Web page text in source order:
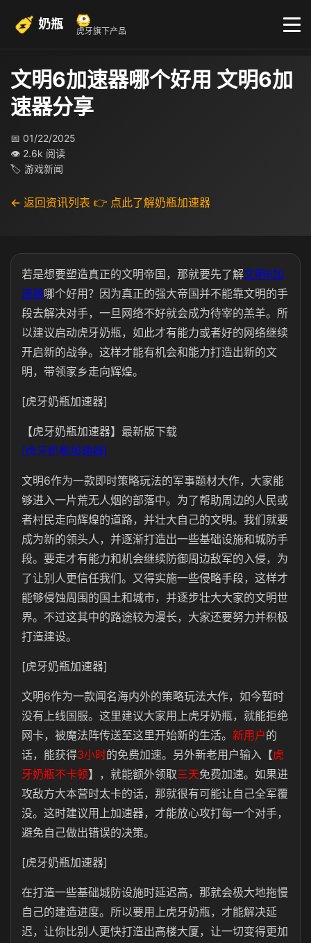
奶瓶 虎牙旗下产品
文明6加速器哪个好用 文明6加
速器分享
📅 01/22/2025
👁 2.6k 阅读
🏷 游戏新闻
← 返回资讯列表 👉 点此了解奶瓶加速器
若是想要塑造真正的文明帝国，那就要先了解文明6加
速器哪个好用？因为真正的强大帝国并不能靠文明的手
段去解决对手，一旦网络不好就会成为待宰的羔羊。所
以建议启动虎牙奶瓶，如此才有能力或者好的网络继续
开启新的战争。这样才能有机会和能力打造出新的文
明，带领家乡走向辉煌。
[虎牙奶瓶加速器]
【虎牙奶瓶加速器】最新版下载
[虎牙奶瓶加速器]
文明6作为一款即时策略玩法的军事题材大作，大家能
够进入一片荒无人烟的部落中。为了帮助周边的人民或
者村民走向辉煌的道路，并壮大自己的文明。我们就要
成为新的领头人，并逐渐打造出一些基础设施和城防手
段。要走才有能力和机会继续防御周边敌军的入侵，为
了让别人更信任我们。又得实施一些侵略手段，这样才
能够侵蚀周围的国土和城市，并逐步壮大大家的文明世
界。不过这其中的路途较为漫长，大家还要努力并积极
打造建设。
[虎牙奶瓶加速器]
文明6作为一款闻名海内外的策略玩法大作，如今暂时
没有上线国服。这里建议大家用上虎牙奶瓶，就能拒绝
网卡，被魔法阵传送至这里开始新的生活。 新用户的
话，能获得3小时的免费加速。另外新老用户输入【虎
牙奶瓶不卡顿】，就能额外领取三天免费加速。如果进
攻敌方大本营时太卡的话，那就很有可能让自己全军覆
没。这时建议用上加速器，才能放心攻打每一个对手，
避免自己做出错误的决策。
[虎牙奶瓶加速器]
在打造一些基础城防设施时延迟高，那就会极大地拖慢
自己的建造进度。所以要用上虎牙奶瓶，才能解决延
迟，让你比别人更快打造出高楼大厦，让一切变得更加